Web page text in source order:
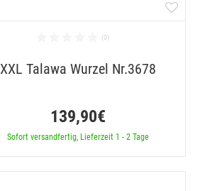
XXL Talawa Wurzel Nr.3678
139,90€
Sofort versandfertig, Lieferzeit 1 - 2 Tage